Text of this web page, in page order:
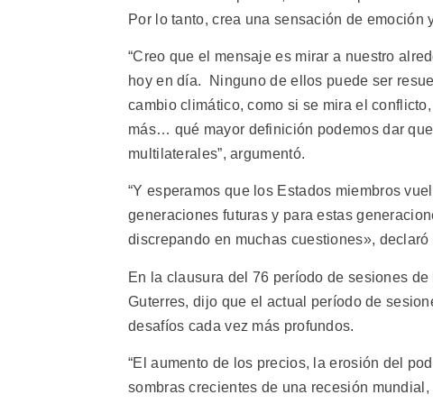
Por lo tanto, crea una sensación de emoción
“Creo que el mensaje es mirar a nuestro
hoy en día. Ninguno de ellos puede ser
cambio climático, como si se mira el
más… qué mayor definición podemos dar
multilaterales”, argumentó.
“Y esperamos que los Estados miembros
generaciones futuras y para estas
discrepando en muchas cuestiones», declaró
En la clausura del 76 período de sesiones
Guterres, dijo que el actual período de
desafíos cada vez más profundos.
“El aumento de los precios, la erosión del
sombras crecientes de una recesión